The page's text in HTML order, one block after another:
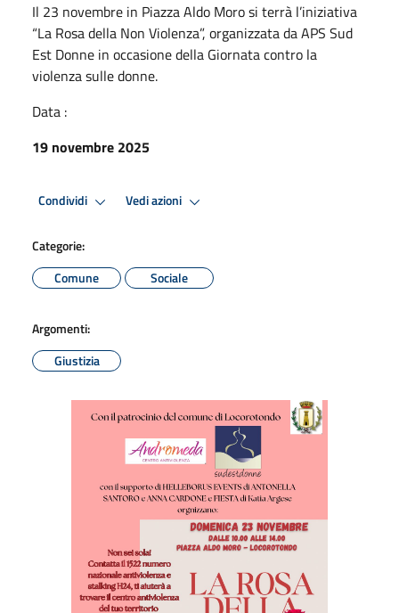
Il 23 novembre in Piazza Aldo Moro si terrà l’iniziativa
“La Rosa della Non Violenza”, organizzata da APS Sud
Est Donne in occasione della Giornata contro la
violenza sulle donne.
Data :
19 novembre 2025
Condividi Vedi azioni
Categorie:
Comune
Sociale
Argomenti:
Giustizia